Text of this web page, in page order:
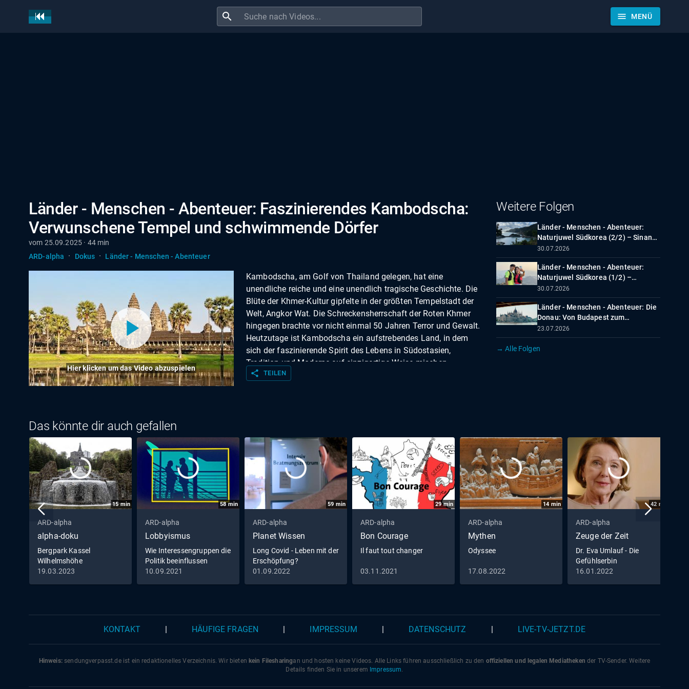
search menu MENÜ
Länder - Menschen - Abenteuer: Faszinierendes Kambodscha:
Verwunschene Tempel und schwimmende Dörfer
vom 25.09.2025 · 44 min
ARD-alpha
· Dokus · Länder - Menschen - Abenteuer
Hier klicken um das Video abzuspielen
Kambodscha, am Golf von Thailand gelegen, hat eine
unendliche reiche und eine unendlich tragische Geschichte. Die
Blüte der Khmer-Kultur gipfelte in der größten Tempelstadt der
Welt, Angkor Wat. Die Schreckensherrschaft der Roten Khmer
hingegen brachte vor nicht einmal 50 Jahren Terror und Gewalt.
Heutzutage ist Kambodscha ein aufstrebendes Land, in dem
sich der faszinierende Spirit des Lebens in Südostasien,
Tradition und Moderne auf einzigartige Weise mischen.
share TEILEN
Weitere Folgen
Länder - Menschen - Abenteuer:
Naturjuwel Südkorea (2/2) – Sinan
und die 1004 Inseln
30.07.2026
Länder - Menschen - Abenteuer:
Naturjuwel Südkorea (1/2) –
Kragenbären, Kimchi und
Klosterleben
30.07.2026
Länder - Menschen - Abenteuer: Die
Donau: Von Budapest zum
Schwarzen Meer
23.07.2026
→ Alle Folgen
Das könnte dir auch gefallen
15min
ARD-alpha
alpha-doku
Bergpark Kassel
Wilhelmshöhe
(Deutschland) - Das Spiel
19.03.2023
58min
ARD-alpha
Lobbyismus
Wie Interessengruppen die
Politik beeinflussen
10.09.2021
59 min
ARD-alpha
Planet Wissen
Long Covid - Leben mit der
Erschöpfung?
01.09.2022
29min
ARD-alpha
Bon Courage
Il faut tout changer
03.11.2021
14 min
ARD-alpha
Mythen
Odyssee
17.08.2022
42 min
ARD-alpha
Zeuge der Zeit
Dr. Eva Umlauf - Die
Gefühlserbin
16.01.2022
KONTAKT HÄUFIGE FRAGEN IMPRESSUM DATENSCHUTZ LIVE-TV-JETZT.DE
Hinweis:sendungverpasst.deist ein redaktionelles Verzeichnis. Wir bieten kein Filesharingan und hosten keine Videos. Alle Links führen ausschließlich zu den offiziellen und legalen Mediatheken der TV-Sender. Weitere
Details finden Sie in unserem Impressum.